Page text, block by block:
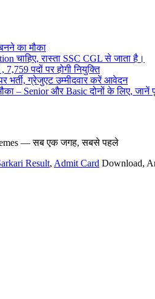
का मौका
चाहिए, रास्ता SSC CGL से जाता है।
पदों पर होगी नियुक्ति
भर्ती, ग्रेजुएट उम्मीदवार करें आवेदन
– Senior और Basic दोनों के लिए, जानें
— सब एक जगह, सबसे पहले
Result, Admit Card Download,